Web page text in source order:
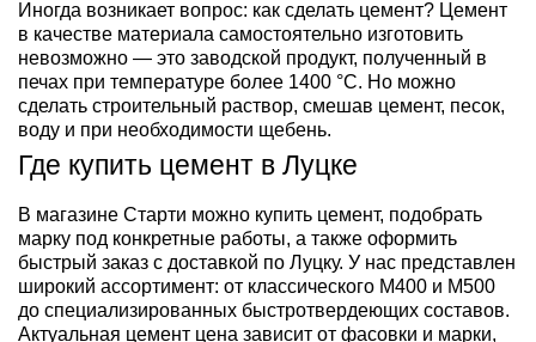
Иногда возникает вопрос: как сделать цемент? Цемент
в качестве материала самостоятельно изготовить
невозможно — это заводской продукт, полученный в
печах при температуре более 1400 °C. Но можно
сделать строительный раствор, смешав цемент, песок,
воду и при необходимости щебень.
Где купить цемент в Луцке
В магазине Старти можно купить цемент, подобрать
марку под конкретные работы, а также оформить
быстрый заказ с доставкой по Луцку. У нас представлен
широкий ассортимент: от классического М400 и М500
до специализированных быстротвердеющих составов.
Актуальная цемент цена зависит от фасовки и марки,